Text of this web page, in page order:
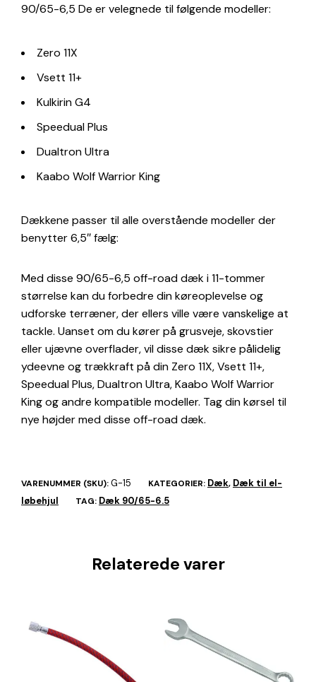
90/65-6,5 De er velegnede til følgende modeller:
Zero 11X
Vsett 11+
Kulkirin G4
Speedual Plus
Dualtron Ultra
Kaabo Wolf Warrior King
Dækkene passer til alle overstående modeller der
benytter 6,5″ fælg:
Med disse 90/65-6,5 off-road dæk i 11-tommer
størrelse kan du forbedre din køreoplevelse og
udforske terræner, der ellers ville være vanskelige at
tackle. Uanset om du kører på grusveje, skovstier
eller ujævne overflader, vil disse dæk sikre pålidelig
ydeevne og trækkraft på din Zero 11X, Vsett 11+,
Speedual Plus, Dualtron Ultra, Kaabo Wolf Warrior
King og andre kompatible modeller. Tag din kørsel til
nye højder med disse off-road dæk.
VARENUMMER (SKU):G-15 KATEGORIER: Dæk, Dæk til el-
løbehjul
TAG: Dæk 90/65-6.5
Relaterede varer